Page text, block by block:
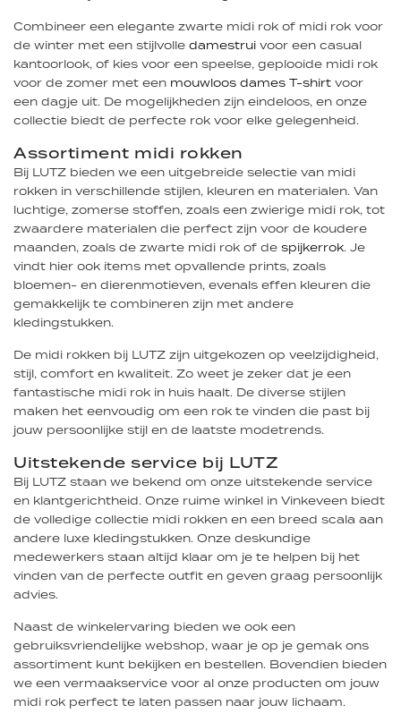
Combineer een elegante zwarte midi rok of midi rok voor
de winter met een stijlvolle damestrui voor een casual
kantoorlook, of kies voor een speelse, geplooide midi rok
voor de zomer met een mouwloos dames T-shirt voor
een dagje uit. De mogelijkheden zijn eindeloos, en onze
collectie biedt de perfecte rok voor elke gelegenheid.
Assortiment midi rokken
Bij LUTZ bieden we een uitgebreide selectie van midi
rokken in verschillende stijlen, kleuren en materialen. Van
luchtige, zomerse stoffen, zoals een zwierige midi rok, tot
zwaardere materialen die perfect zijn voor de koudere
maanden, zoals de zwarte midi rok of de spijkerrok. Je
vindt hier ook items met opvallende prints, zoals
bloemen- en dierenmotieven, evenals effen kleuren die
gemakkelijk te combineren zijn met andere
kledingstukken.
De midi rokken bij LUTZ zijn uitgekozen op veelzijdigheid,
stijl, comfort en kwaliteit. Zo weet je zeker dat je een
fantastische midi rok in huis haalt. De diverse stijlen
maken het eenvoudig om een rok te vinden die past bij
jouw persoonlijke stijl en de laatste modetrends.
Uitstekende service bij LUTZ
Bij LUTZ staan we bekend om onze uitstekende service
en klantgerichtheid. Onze ruime winkel in Vinkeveen biedt
de volledige collectie midi rokken en een breed scala aan
andere luxe kledingstukken. Onze deskundige
medewerkers staan altijd klaar om je te helpen bij het
vinden van de perfecte outfit en geven graag persoonlijk
advies.
Naast de winkelervaring bieden we ook een
gebruiksvriendelijke webshop, waar je op je gemak ons
assortiment kunt bekijken en bestellen. Bovendien bieden
we een vermaakservice voor al onze producten om jouw
midi rok perfect te laten passen naar jouw lichaam.